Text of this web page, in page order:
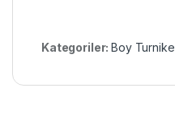
Kategoriler:Boy Turnike